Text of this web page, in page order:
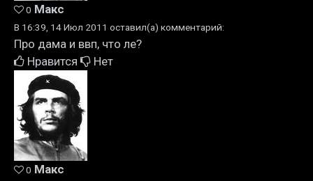
0 Макс
В 16:39, 14 Июл 2011 оставил(а) комментарий:
Про дама и ввп, что ле?
Нравится
Нет
0 Макс